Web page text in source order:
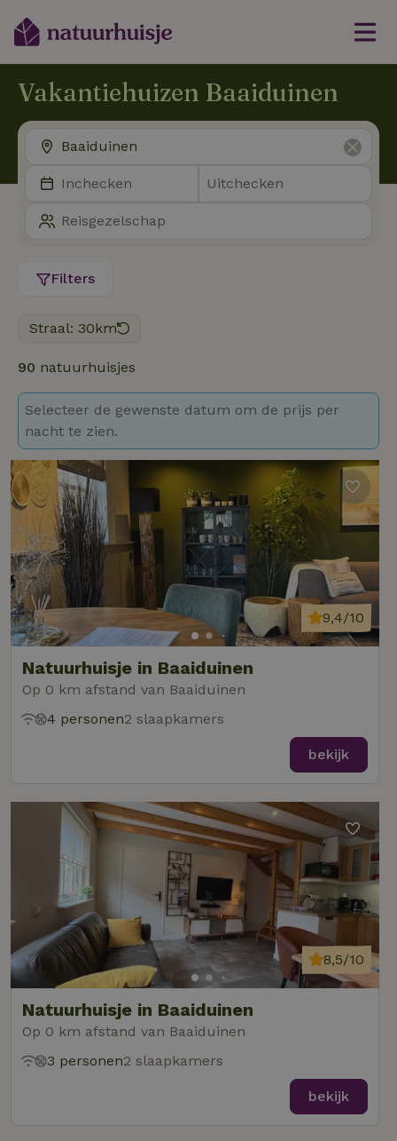
Vakantiehuizen Baaiduinen
Filters
Straal: 30km
90 natuurhuisjes
Selecteer de gewenste datum om de prijs per
nacht te zien.
Natuurhuisje in Baaiduinen
Op 0 km afstand van Baaiduinen
9,4/10
4 personen2 slaapkamers
bekijk
Natuurhuisje in Baaiduinen
Op 0 km afstand van Baaiduinen
8,5/10
3 personen2 slaapkamers
bekijk